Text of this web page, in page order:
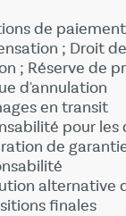
de
; Droit
; Réserve de
d'annulation
en transit
pour
de
alternative
finales